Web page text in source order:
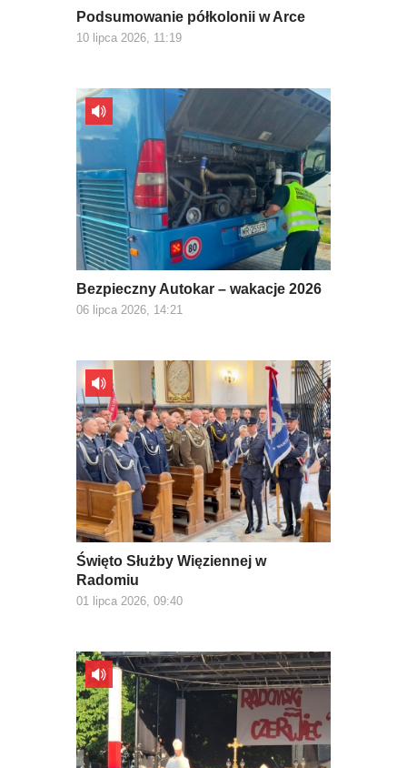
Podsumowanie półkolonii w Arce
10 lipca 2026, 11:19
Bezpieczny Autokar – wakacje 2026
06 lipca 2026, 14:21
Święto Służby Więziennej w
Radomiu
01 lipca 2026, 09:40